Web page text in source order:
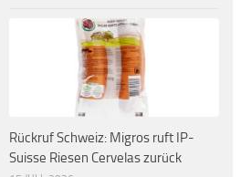
Rückruf Schweiz: Migros ruft IP-
Suisse Riesen Cervelas zurück